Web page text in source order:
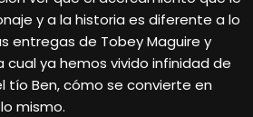
y a la historia es diferente a lo
entregas de Tobey Maguire y
cual ya hemos vivido infinidad de
tío Ben, cómo se convierte en
mismo.